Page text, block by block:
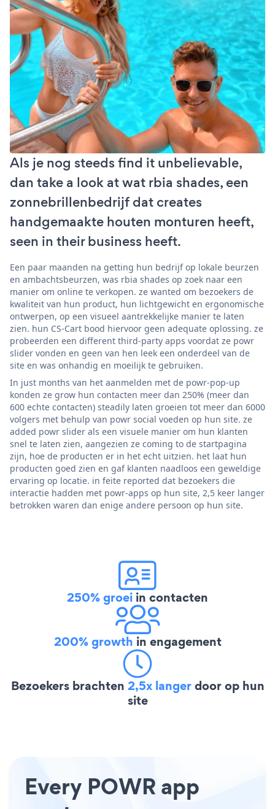
Als je nog steeds find it unbelievable,
dan take a look at wat rbia shades, een
zonnebrillenbedrijf dat creates
handgemaakte houten monturen heeft,
seen in their business heeft.
Een paar maanden na getting hun bedrijf op lokale beurzen
en ambachtsbeurzen, was rbia shades op zoek naar een
manier om online te verkopen. ze wanted om bezoekers de
kwaliteit van hun product, hun lichtgewicht en ergonomische
ontwerpen, op een visueel aantrekkelijke manier te laten
zien. hun CS-Cart bood hiervoor geen adequate oplossing. ze
probeerden een different third-party apps voordat ze powr
slider vonden en geen van hen leek een onderdeel van de
site en was onhandig en moeilijk te gebruiken.
In just months van het aanmelden met de powr-pop-up
konden ze grow hun contacten meer dan 250% (meer dan
600 echte contacten) steadily laten groeien tot meer dan 6000
volgers met behulp van powr social voeden op hun site. ze
added powr slider als een visuele manier om hun klanten
snel te laten zien, aangezien ze coming to de startpagina
zijn, hoe de producten er in het echt uitzien. het laat hun
producten goed zien en gaf klanten naadloos een geweldige
ervaring op locatie. in feite reported dat bezoekers die
interactie hadden met powr-apps op hun site, 2,5 keer langer
betrokken waren dan enige andere persoon op hun site.
250% groei in contacten
200% growth in engagement
Bezoekers brachten 2,5x langerdoor op hun
site
Every POWR app